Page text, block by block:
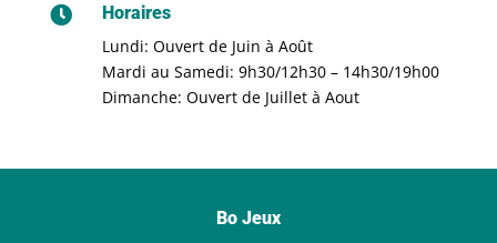

Horaires
Lundi: Ouvert de Juin à Août
Mardi au Samedi: 9h30/12h30 – 14h30/19h00
Dimanche: Ouvert de Juillet à Aout
Bo Jeux